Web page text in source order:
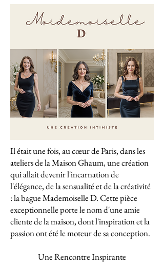
Il était une fois, au cœur de Paris, dans les
ateliers de la Maison Ghaum, une création
qui allait devenir l'incarnation de
l'élégance, de la sensualité et de la créativité
: la bague Mademoiselle D. Cette pièce
exceptionnelle porte le nom d'une amie
cliente de la maison, dont l'inspiration et la
passion ont été le moteur de sa conception.
Une Rencontre Inspirante